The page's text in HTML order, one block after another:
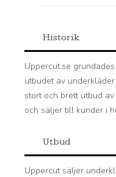
Historik
Uppercut.se
utbudet av
stort och brett utbud
och säljer till kunder i
Utbud
Uppercut säljer